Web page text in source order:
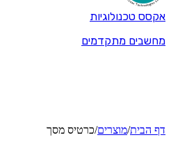
אקסס טכנולוגיות
מחשבים מתקדמים
דף הבית/מוצרים/כרטיס מסך